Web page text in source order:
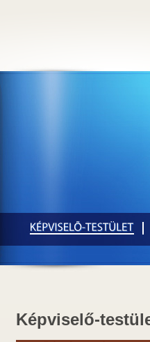
Képviselő-